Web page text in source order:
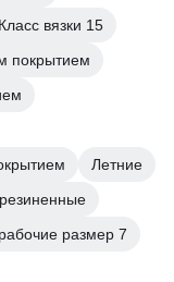
Класс вязки 15
покрытием
Летние
размер 7